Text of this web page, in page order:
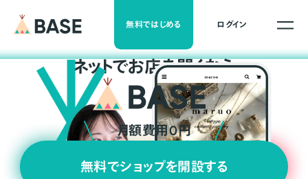
無料ではじめる ログイン
ネットでお店を開くなら
月額費用0円
無料でショップを開設する